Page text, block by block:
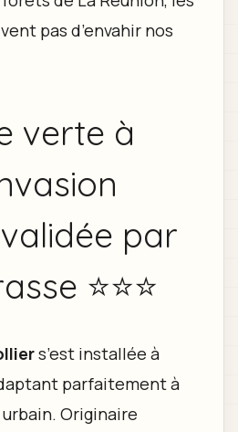
pas d’envahir nos
verte à
par
⭐⭐⭐
s’est installée à
parfaitement à
Originaire